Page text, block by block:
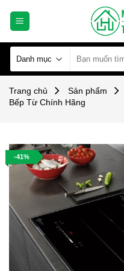
kiếm:
Trang chủ Sản phẩm
Bếp Từ Chính Hãng
-41%